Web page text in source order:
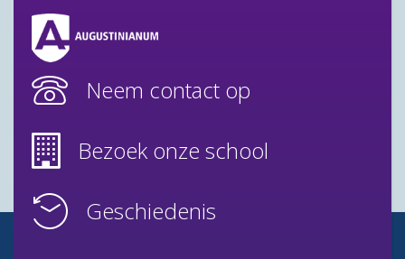
Neem contact op
Bezoek onze school
Geschiedenis